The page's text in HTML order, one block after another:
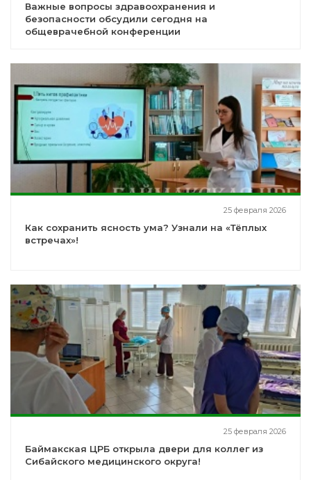
Важные вопросы здравоохранения и
безопасности обсудили сегодня на
общеврачебной конференции
25 февраля 2026
Как сохранить ясность ума? Узнали на «Тёплых
встречах»!
25 февраля 2026
Баймакская ЦРБ открыла двери для коллег из
Сибайского медицинского округа!